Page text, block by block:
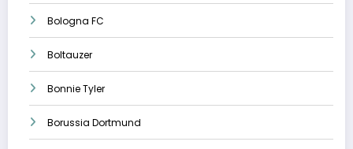
Bologna FC
Boltauzer
Bonnie Tyler
Borussia Dortmund